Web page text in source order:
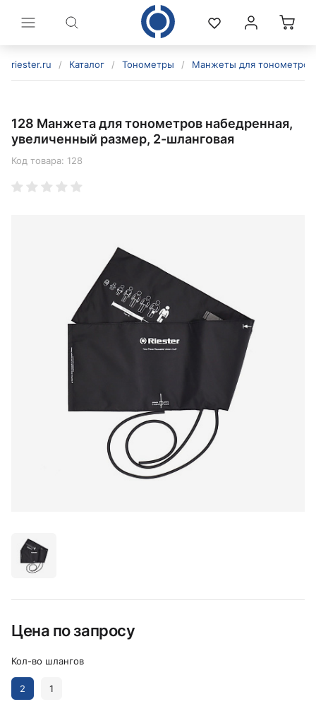
riester.ru / Каталог / Тонометры / Манжеты для тонометров
128 Манжета для тонометров набедренная,
увеличенный размер, 2-шланговая
Код товара: 128
Цена по запросу
Кол-во шлангов
2 1
политикой конфиденциальности